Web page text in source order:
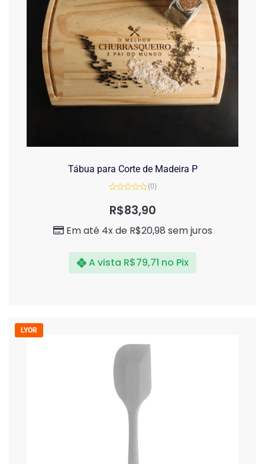
Tábua para Corte de Madeira P
de
(0)
R$83,90
Em até 4x de R$20,98 sem juros
A vista R$79,71 no Pix
LYOR